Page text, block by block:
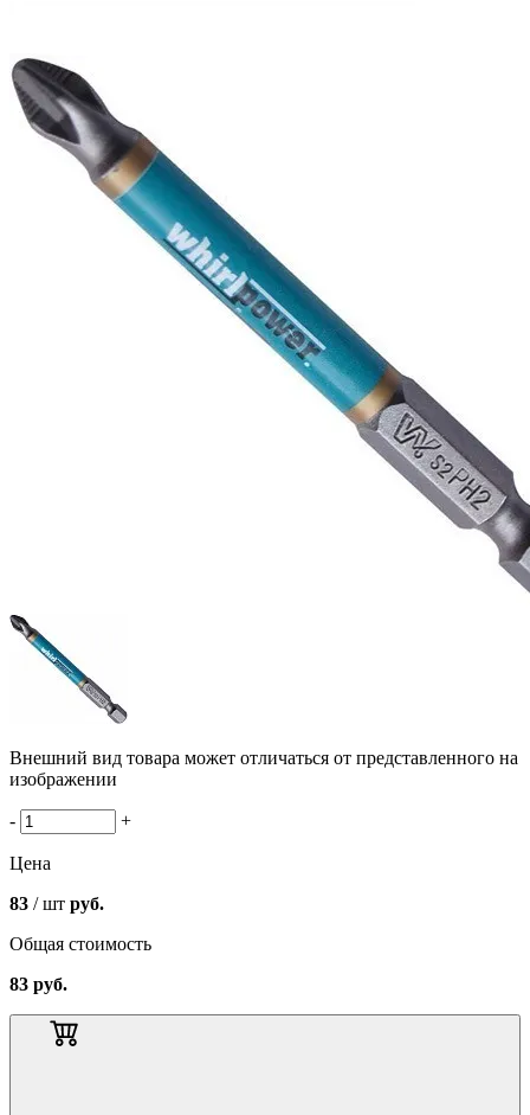
Внешний вид товара может отличаться от представленного на
изображении
- +
Цена
83 / шт руб.
Общая стоимость
83 руб.